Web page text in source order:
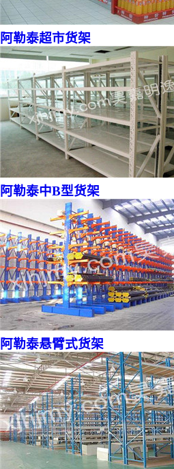
阿勒泰超市货架
阿勒泰中B型货架
阿勒泰悬臂式货架